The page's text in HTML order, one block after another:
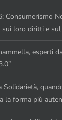
Consumerismo
sui loro diritti e
esperti
Solidarietà,
la forma più